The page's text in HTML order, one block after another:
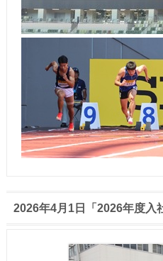
2026年4月1日「2026年度入